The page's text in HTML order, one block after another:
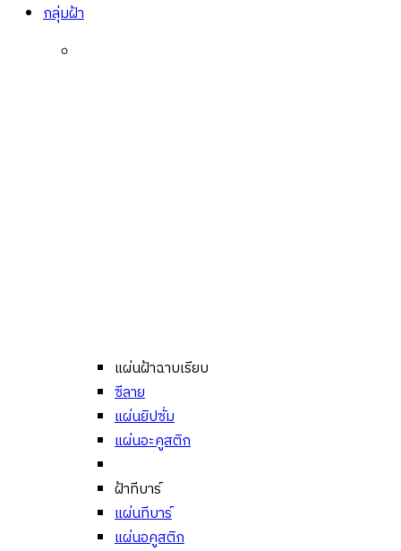
กลุ่มฝ้า
แผ่นฝ้าฉาบเรียบ
ซีลาย
แผ่นยิปซั่ม
แผ่นอะคูสติก
ฝ้าทีบาร์
แผ่นทีบาร์
แผ่นอคูสติก